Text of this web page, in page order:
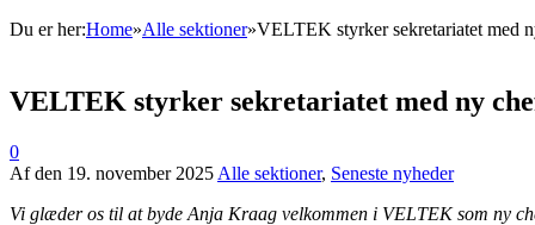
Du er her:Home»Alle sektioner»VELTEK styrker sekretariatet med
VELTEK styrker sekretariatet med ny
0
Afden 19. november 2025 Alle sektioner, Seneste nyheder
Vi glæder os til at byde Anja Kraag velkommen i VELTEK som ny